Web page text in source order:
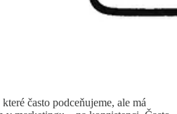
často podceňujeme, ale má